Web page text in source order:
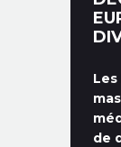
de